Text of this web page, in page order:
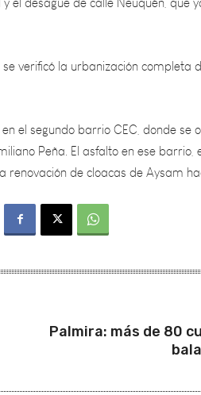
la urbanización completa de
segundo barrio CEC, donde se
Peña. El asfalto en ese
de cloacas de Aysam
Palmira: más de 80